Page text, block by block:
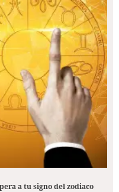
a tu signo del zodiaco